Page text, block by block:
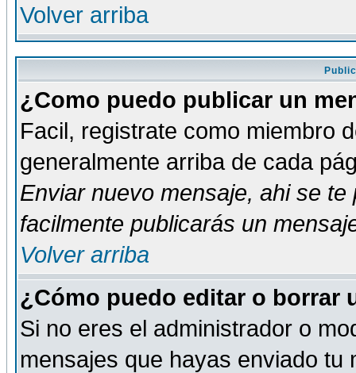
Volver arriba
¿Como puedo publicar un
Facil, registrate como miembro
generalmente arriba de cada
Enviar nuevo mensaje, ahi se te
facilmente publicarás un
Volver arriba
¿Cómo puedo editar o borrar
Si no eres el administrador o
mensajes que hayas enviado tu